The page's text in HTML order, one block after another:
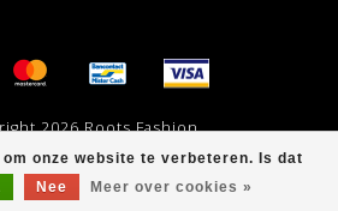
onze website te verbeteren. Is dat
Nee Meer over cookies »
2026 Roots Fashion